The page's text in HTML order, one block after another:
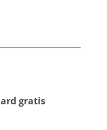
gratis